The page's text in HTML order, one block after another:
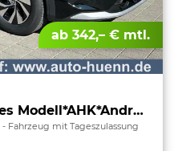
ab 342,– € mtl.
LIFE 1.5 eTSI DSG Neues Modell*AHK*Android Auto*SHZ*ACC*Kamera*5J Garantie*Klimaauto*
Fahrzeug mit Tageszulassung